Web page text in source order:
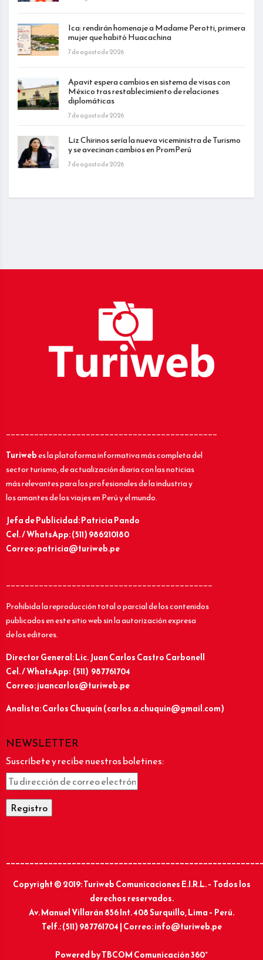
Ica: rendirán homenaje a Madame Perotti, primera
mujer que habitó Huacachina
7 de agosto de 2026
Apavit espera cambios en sistema de visas con
México tras restablecimiento de relaciones
diplomáticas
7 de agosto de 2026
Liz Chirinos sería la nueva viceministra de Turismo
y se avecinan cambios en PromPerú
7 de agosto de 2026
_____________________________________________
Turiwebes la plataforma informativa más completa del
sector turismo, de actualización diaria con las noticias
más relevantes para los profesionales de la industria y
los amantes de los viajes en Perú y el mundo.
Jefa de Publicidad: Patricia Pando
Cel. / WhatsApp: (511) 986210180
Correo: patricia@turiweb.pe
____________________________________________
Prohibida la reproducción total o parcial de los contenidos
publicados en este sitio web sin la autorización expresa
de los editores.
Director General: Lic.Juan Carlos Castro Carbonell
Cel. / WhatsApp: (511) 987761704
Correo: juancarlos@turiweb.pe
Analista: Carlos Chuquín (carlos.a.chuquin@gmail.com)
NEWSLETTER
Suscríbete y recibe nuestros boletines:
Copyright © 2019: Turiweb Comunicaciones E.I.R.L. – Todos los
derechos reservados.
Av. Manuel Villarán 856 Int. 408 Surquillo, Lima – Perú.
Telf.: (511) 987761704 | Correo: info@turiweb.pe
Powered byTBCOM Comunicación 360°